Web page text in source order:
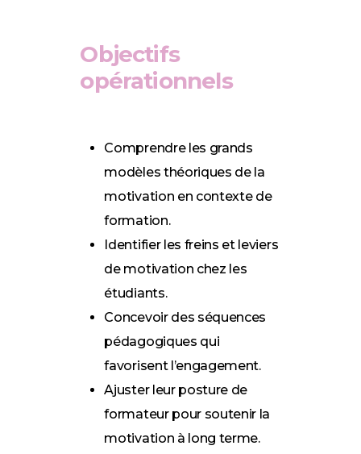
Objectifs
opérationnels
Comprendre les grands
modèles théoriques de la
motivation en contexte de
formation.
Identifier les freins et leviers
de motivation chez les
étudiants.
Concevoir des séquences
pédagogiques qui
favorisent l’engagement.
Ajuster leur posture de
formateur pour soutenir la
motivation à long terme.